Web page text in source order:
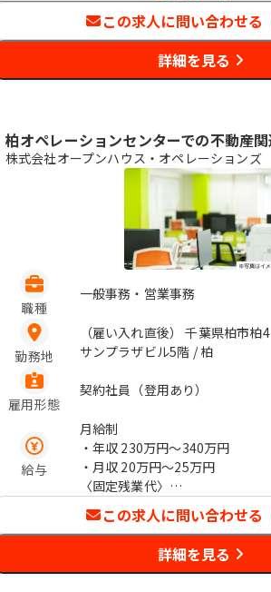
この求人に問い合わせる
詳細を見る
柏オペレーションセンターでの不動産関
株式会社オープンハウス・オペレーションズ
職種
一般事務・営業事務
勤務地
（雇い入れ直後） 千葉県柏市柏
サンプラザビル5階 / 柏
雇用形態
契約社員（登用あり）
給与
月給制
・年収 230万円〜340万円
・月収 20万円〜25万円
〈固定残業代〉
下限額：15、300円(固定残業時
間相当分)
上限額：18、100 円(固定残業時
この求人に問い合わせる
詳細を見る